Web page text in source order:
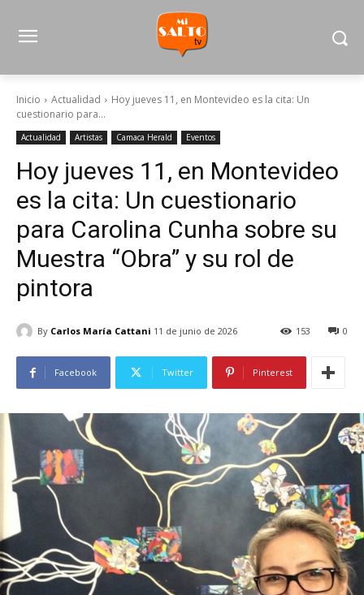
Inicio Actualidad
Hoy jueves 11, en Montevideo es la cita: Un
cuestionario para...
Actualidad Artistas Camaca Herald Eventos
Hoy jueves 11, en Montevideo
es la cita: Un cuestionario
para Carolina Cunha sobre su
Muestra “Obra” y su rol de
pintora
By Carlos María Cattani 11 de junio de 2026 0
153
Facebook Twitter Pinterest